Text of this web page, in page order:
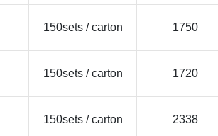
150sets / carton 1750
150sets / carton 1720
150sets / carton 2338